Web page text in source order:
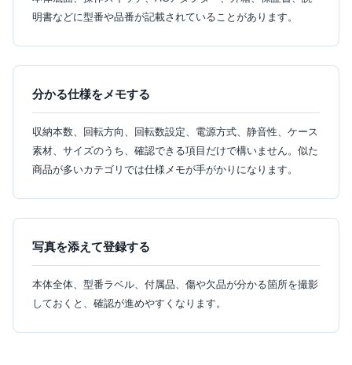
明書などに型番や品番が記載されていることがあります。
分かる仕様をメモする
収納本数、回転方向、回転数設定、電源方式、静音性、ケース
素材、サイズのうち、確認できる項目だけで構いません。似た
商品が多いカテゴリでは仕様メモが手がかりになります。
写真を添えて登録する
本体全体、型番ラベル、付属品、傷や欠品が分かる箇所を撮影
しておくと、確認が進めやすくなります。